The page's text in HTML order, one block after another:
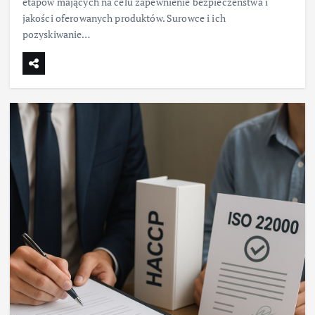
jakości oferowanych produktów. Surowce i ich
pozyskiwanie…